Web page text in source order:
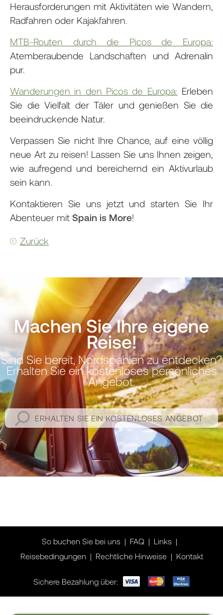
Herausforderungen mit Aktivitäten wie Wandern,
Radfahren oder Kajakfahren.
MTB-Routen durch die Picos de Europa:
Atemberaubende Landschaften und Adrenalin
pur.
Wanderungen in den Picos de Europa: Erleben
Sie die Vielfalt der Täler und genießen Sie die
beeindruckende Natur.
Verpassen Sie nicht Ihre Chance, auf eine völlig
neue Art zu reisen! Lassen Sie uns Ihnen zeigen,
wie aufregend und bereichernd ein Aktivurlaub
sein kann.
Kontaktieren Sie uns jetzt und starten Sie Ihr
Abenteuer mit Spain is More!
Zurück
Machen Sie Ihre eigene
Reise!
Sind Sie bereit, Nordspanien zu entdecken?
Erhalten Sie ein kostenloses persönliches
Angebot.
ERHALTEN SIE EIN KOSTENLOSES ANGEBOT
So buchen Sie bei uns FAQ
Links
Reisebedingungen
Rechtliche Hinweise Kontakt
Sichere Bezahlung über: